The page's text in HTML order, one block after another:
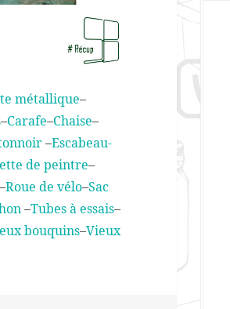
métallique–
–Carafe–Chaise–
–Escabeau-
de peintre–
–Roue de vélo–Sac
–Tubes à essais–
bouquins–Vieux